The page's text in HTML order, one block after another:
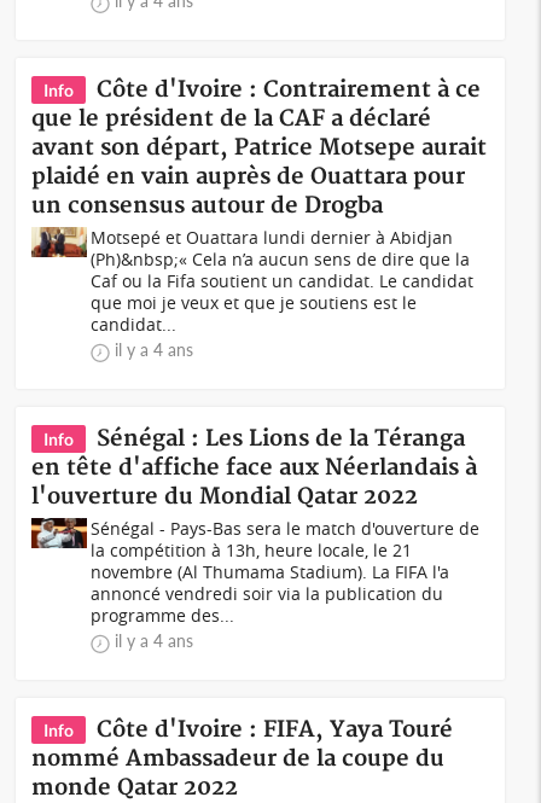
Info
Côte d'Ivoire : Contrairement à ce
que le président de la CAF a déclaré
avant son départ, Patrice Motsepe aurait
plaidé en vain auprès de Ouattara pour
un consensus autour de Drogba
Motsepé et Ouattara lundi dernier à Abidjan
(Ph)&nbsp;« Cela n’a aucun sens de dire que la
Caf ou la Fifa soutient un candidat. Le candidat
que moi je veux et que je soutiens est le
candidat...
il y a 4 ans
Info
Sénégal : Les Lions de la Téranga
en tête d'affiche face aux Néerlandais à
l'ouverture du Mondial Qatar 2022
Sénégal - Pays-Bas sera le match d'ouverture de
la compétition à 13h, heure locale, le 21
novembre (Al Thumama Stadium). La FIFA l'a
annoncé vendredi soir via la publication du
programme des...
il y a 4 ans
Info
Côte d'Ivoire : FIFA, Yaya Touré
nommé Ambassadeur de la coupe du
monde Qatar 2022